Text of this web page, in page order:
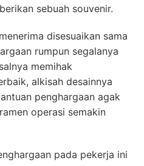
sebuah souvenir.
disesuaikan sama
rumpun segalanya
memihak
alkisah desainnya
penghargaan agak
operasi semakin
pada pekerja ini